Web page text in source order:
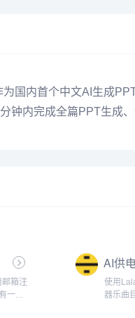
国内首个中文AI生成
钟内完成全篇PPT生成、
箱注
一定
AI供
曲目
使用
器乐曲